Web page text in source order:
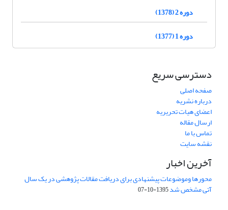
دوره 2 (1378)
دوره 1 (1377)
دسترسی سریع
صفحه اصلی
درباره نشریه
اعضای هیات تحریریه
ارسال مقاله
تماس با ما
نقشه سایت
آخرین اخبار
محورها وموضوعات پیشنهادی برای دریافت مقالات پژوهشی در یک سال
آتی مشخص شد1395-10-07